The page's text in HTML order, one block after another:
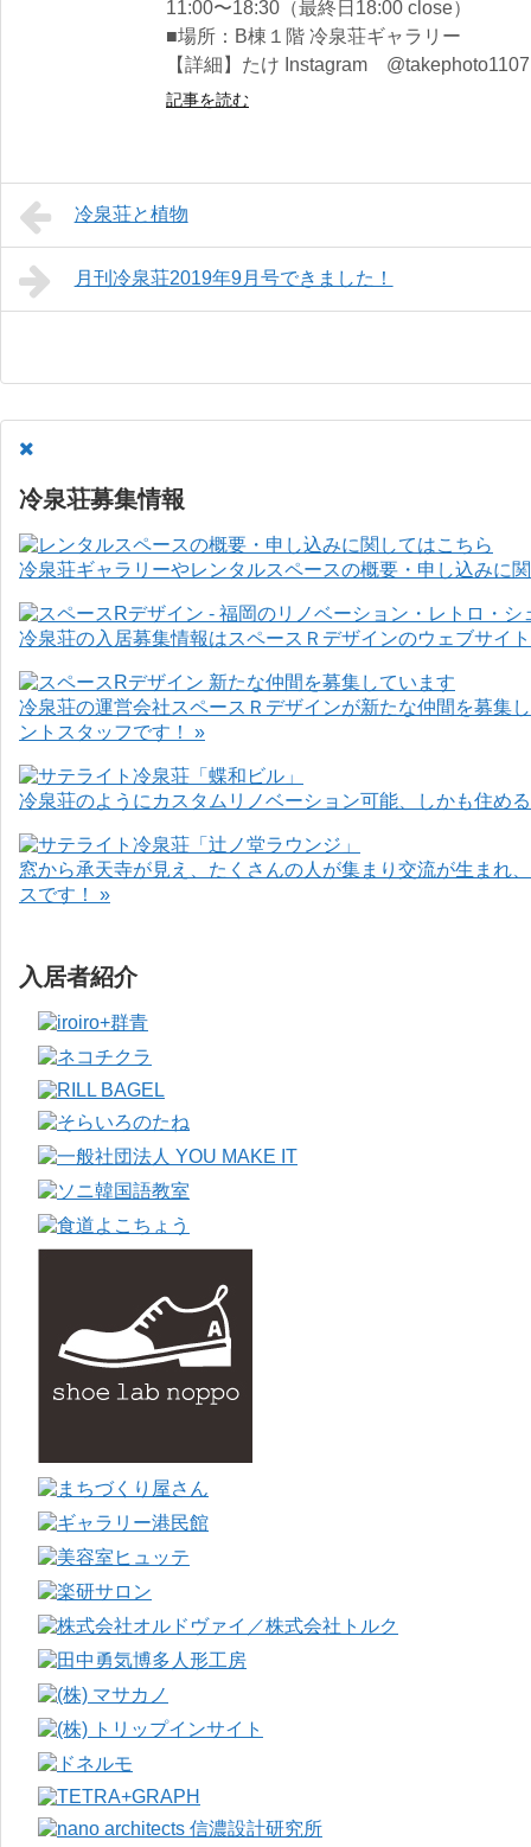
11:00〜18:30（最終日18:00 close）
■場所：B棟１階 冷泉荘ギャラリー
【詳細】たけ Instagram @takephoto1107
記事を読む
冷泉荘と植物
月刊冷泉荘2019年9月号できました！
冷泉荘募集情報
冷泉荘ギャラリーやレンタルスペースの概要・申し込みに
冷泉荘の入居募集情報はスペースＲデザインのウェブサイ
冷泉荘の運営会社スペースＲデザインが新たな仲間を募集
ントスタッフです！ »
冷泉荘のようにカスタムリノベーション可能、しかも住め
窓から承天寺が見え、たくさんの人が集まり交流が生まれ
スです！ »
入居者紹介